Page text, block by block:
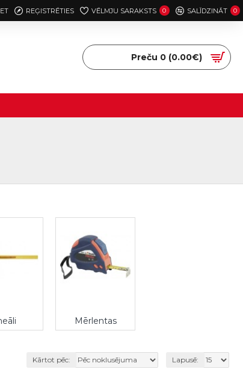
REĢISTRĒTIES VĒLMJU SARAKSTS 0 SALĪDZINĀT 0
Preču 0 (0.00€)
Mērlentas
Kārtot pēc: Lapusē: